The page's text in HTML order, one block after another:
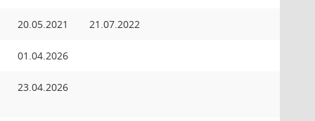
20.05.2021 21.07.2022
01.04.2026
23.04.2026